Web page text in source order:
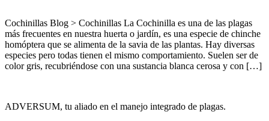
Cochinillas Blog > Cochinillas La Cochinilla es una de las plagas
más frecuentes en nuestra huerta o jardín, es una especie de chinche
homóptera que se alimenta de la savia de las plantas. Hay diversas
especies pero todas tienen el mismo comportamiento. Suelen ser de
color gris, recubriéndose con una sustancia blanca cerosa y con […]
ADVERSUM, tu aliado en el manejo integrado de plagas.